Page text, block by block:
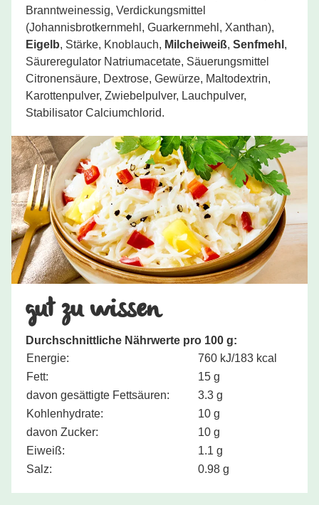
Branntweinessig, Verdickungsmittel
(Johannisbrotkernmehl, Guarkernmehl, Xanthan),
Eigelb, Stärke, Knoblauch, Milcheiweiß, Senfmehl ,
Säureregulator Natriumacetate, Säuerungsmittel
Citronensäure, Dextrose, Gewürze, Maltodextrin,
Karottenpulver, Zwiebelpulver, Lauchpulver,
Stabilisator Calciumchlorid.
gut zu wissen
Durchschnittliche Nährwerte pro 100 g:
Energie:
760 kJ/183 kcal
Fett:
15 g
davon gesättigte Fettsäuren:
3.3 g
Kohlenhydrate:
10 g
davon Zucker:
10 g
Eiweiß:
1.1 g
Salz:
0.98 g